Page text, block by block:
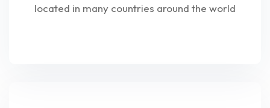
located in many countries around the world